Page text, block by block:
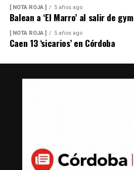
[ NOTA ROJA ] 5 años ago
Balean a ‘El Marro’ al salir de gym
[ NOTA ROJA ] 5 años ago
Caen 13 ‘sicarios’ en Córdoba